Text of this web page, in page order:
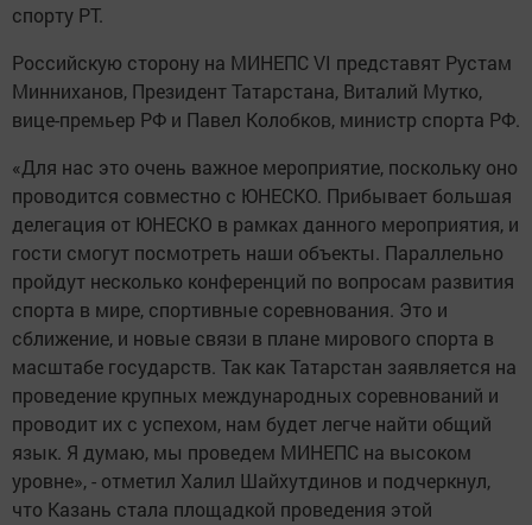
спорту РТ.
Российскую сторону на МИНЕПС VI представят Рустам
Минниханов, Президент Татарстана, Виталий Мутко,
вице-премьер РФ и Павел Колобков, министр спорта РФ.
«Для нас это очень важное мероприятие, поскольку оно
проводится совместно с ЮНЕСКО. Прибывает большая
делегация от ЮНЕСКО в рамках данного мероприятия, и
гости смогут посмотреть наши объекты. Параллельно
пройдут несколько конференций по вопросам развития
спорта в мире, спортивные соревнования. Это и
сближение, и новые связи в плане мирового спорта в
масштабе государств. Так как Татарстан заявляется на
проведение крупных международных соревнований и
проводит их с успехом, нам будет легче найти общий
язык. Я думаю, мы проведем МИНЕПС на высоком
уровне», - отметил Халил Шайхутдинов и подчеркнул,
что Казань стала площадкой проведения этой